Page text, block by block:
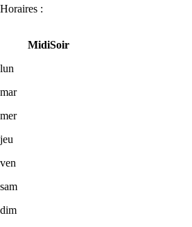
Horaires :
MidiSoir
lun
mar
mer
jeu
ven
sam
dim